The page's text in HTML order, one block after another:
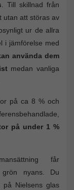
. Till skillnad från
utan att störas av
ur de allra
i jämförelse med
använda dem
medan vanliga
på ca 8 % och
på under 1 %
får
nyans. Du
på Nielsens glas